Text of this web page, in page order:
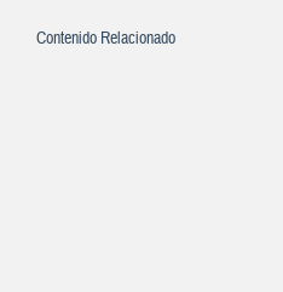
Contenido Relacionado